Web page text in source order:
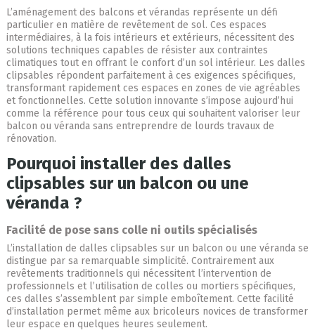
L’aménagement des balcons et vérandas représente un défi
particulier en matière de revêtement de sol. Ces espaces
intermédiaires, à la fois intérieurs et extérieurs, nécessitent des
solutions techniques capables de résister aux contraintes
climatiques tout en offrant le confort d’un sol intérieur. Les dalles
clipsables répondent parfaitement à ces exigences spécifiques,
transformant rapidement ces espaces en zones de vie agréables
et fonctionnelles. Cette solution innovante s’impose aujourd’hui
comme la référence pour tous ceux qui souhaitent valoriser leur
balcon ou véranda sans entreprendre de lourds travaux de
rénovation.
Pourquoi installer des dalles
clipsables sur un balcon ou une
véranda ?
Facilité de pose sans colle ni outils spécialisés
L’installation de dalles clipsables sur un balcon ou une véranda se
distingue par sa remarquable simplicité. Contrairement aux
revêtements traditionnels qui nécessitent l’intervention de
professionnels et l’utilisation de colles ou mortiers spécifiques,
ces dalles s’assemblent par simple emboîtement. Cette facilité
d’installation permet même aux bricoleurs novices de transformer
leur espace en quelques heures seulement.